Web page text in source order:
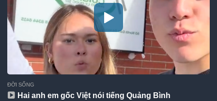
ĐỜI SỐNG
Hai anh em gốc Việt nói tiếng Quảng Bình